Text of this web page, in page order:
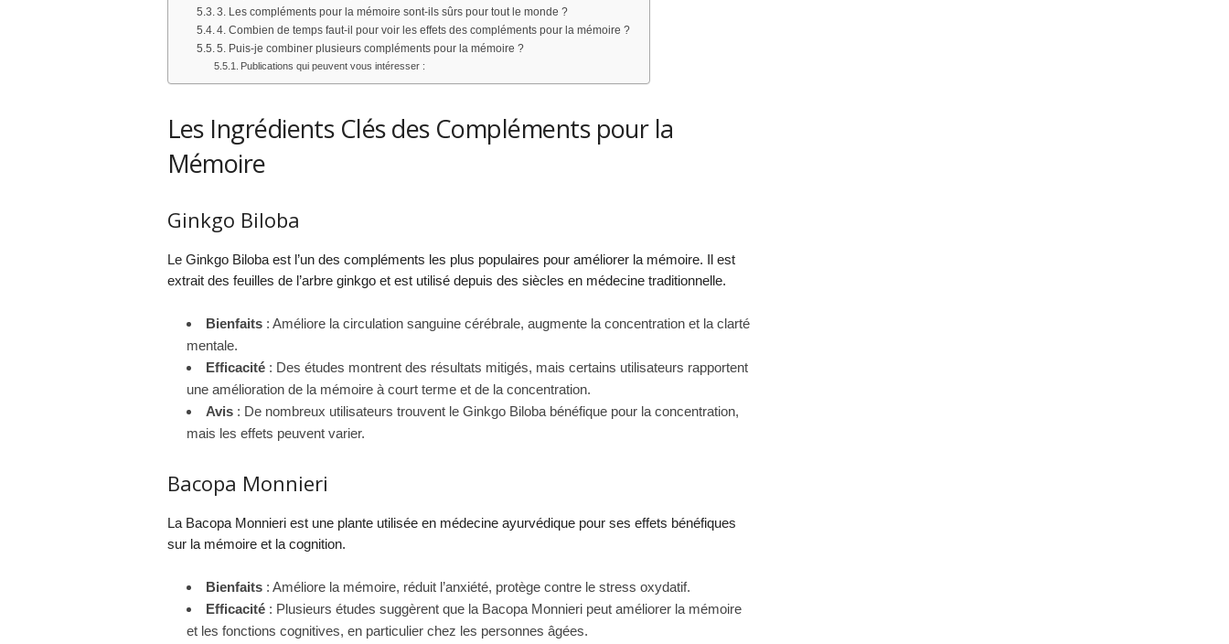
3. Les compléments pour la mémoire sont-ils sûrs pour tout le monde ?
4. Combien de temps faut-il pour voir les effets des compléments pour la mémoire ?
5. Puis-je combiner plusieurs compléments pour la mémoire ?
Publications qui peuvent vous intéresser :
Les Ingrédients Clés des Compléments pour la
Mémoire
Ginkgo Biloba
Le Ginkgo Biloba est l’un des compléments les plus populaires pour améliorer la mémoire. Il est
extrait des feuilles de l’arbre ginkgo et est utilisé depuis des siècles en médecine traditionnelle.
Bienfaits: Améliore la circulation sanguine cérébrale, augmente la concentration et la clarté
mentale.
Efficacité: Des études montrent des résultats mitigés, mais certains utilisateurs rapportent
une amélioration de la mémoire à court terme et de la concentration.
Avis: De nombreux utilisateurs trouvent le Ginkgo Biloba bénéfique pour la concentration,
mais les effets peuvent varier.
Bacopa Monnieri
La Bacopa Monnieri est une plante utilisée en médecine ayurvédique pour ses effets bénéfiques
sur la mémoire et la cognition.
Bienfaits: Améliore la mémoire, réduit l’anxiété, protège contre le stress oxydatif.
Efficacité: Plusieurs études suggèrent que la Bacopa Monnieri peut améliorer la mémoire
et les fonctions cognitives, en particulier chez les personnes âgées.